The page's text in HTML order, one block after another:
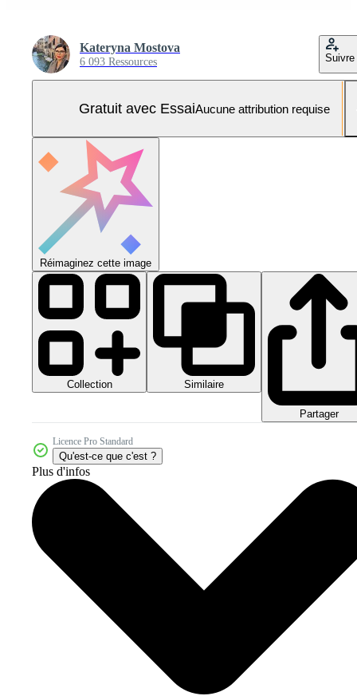
Kateryna Mostova
6 093 Ressources Suivre
Gratuit avec EssaiAucune attribution requise
Réimaginez cette image
Collection Similaire
Partager
Licence Pro Standard
Qu'est-ce que c'est ?
Plus d'infos